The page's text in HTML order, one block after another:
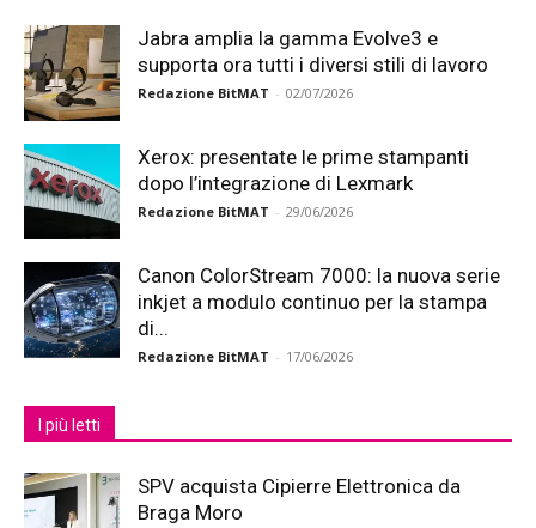
Jabra amplia la gamma Evolve3 e
supporta ora tutti i diversi stili di lavoro
Redazione BitMAT - 02/07/2026
Xerox: presentate le prime stampanti
dopo l’integrazione di Lexmark
Redazione BitMAT - 29/06/2026
Canon ColorStream 7000: la nuova serie
inkjet a modulo continuo per la stampa
di...
Redazione BitMAT - 17/06/2026
I più letti
SPV acquista Cipierre Elettronica da
Braga Moro